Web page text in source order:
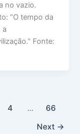
no vazio.
“O tempo da
a
Fonte:
4 …
66
Next →